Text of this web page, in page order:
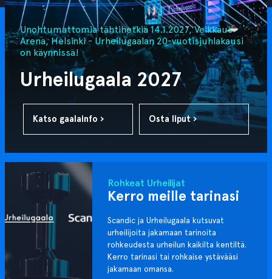
Unohtumattomia tähtihetkiä 14.1.2027, Veikkaus
Arena, Helsinki - Urheilugaalan 20-vuotisjuhlakausi
on käynnissä!
Urheilugaala 2027
Katso gaalainfo › Osta liput ›
Rohkeat Urheilijat
Kerro meille tarinasi
Scandic ja Urheilugaala kutsuvat
urheilijoita jakamaan tarinoita
rohkeudesta urheilun kaikilta kentiltä.
Kerro tarinasi tai rohkaise ystävääsi
jakamaan omansa.